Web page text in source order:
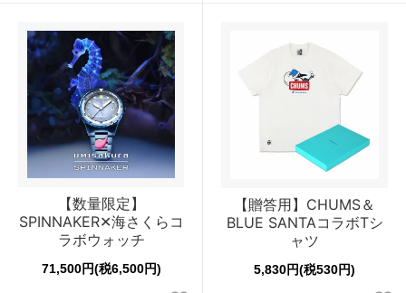
【数量限定】
SPINNAKER✕海さくらコ
ラボウォッチ
71,500円(税6,500円)
【贈答用】CHUMS＆
BLUE SANTAコラボTシ
ャツ
5,830円(税530円)